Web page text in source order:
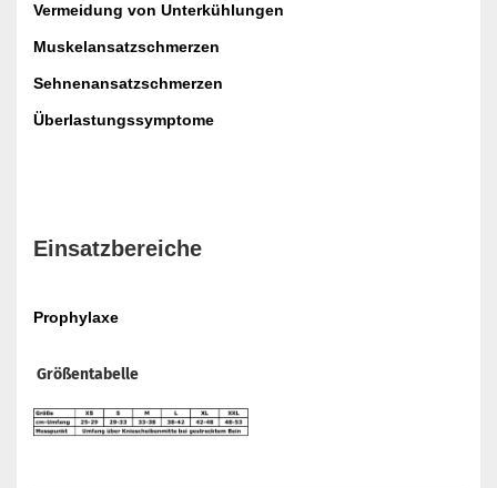
Vermeidung von Unterkühlungen
Muskelansatzschmerzen
Sehnenansatzschmerzen
Überlastungssymptome
Einsatzbereiche
Prophylaxe
Größentabelle